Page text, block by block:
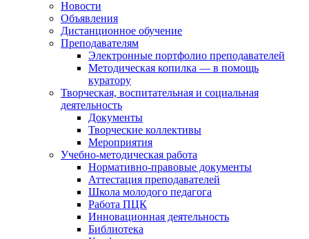
Новости
Объявления
Дистанционное обучение
Преподавателям
Электронные портфолио преподавателей
Методическая копилка — в помощь
куратору
Творческая, воспитательная и социальная
деятельность
Документы
Творческие коллективы
Мероприятия
Учебно-методическая работа
Нормативно-правовые документы
Аттестация преподавателей
Школа молодого педагога
Работа ПЦК
Инновационная деятельность
Библиотека